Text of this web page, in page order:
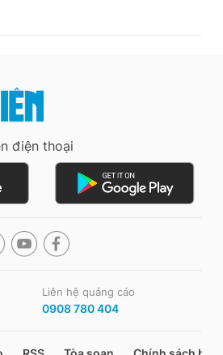
điện thoại
Liên hệ quảng cáo
0908 780 404